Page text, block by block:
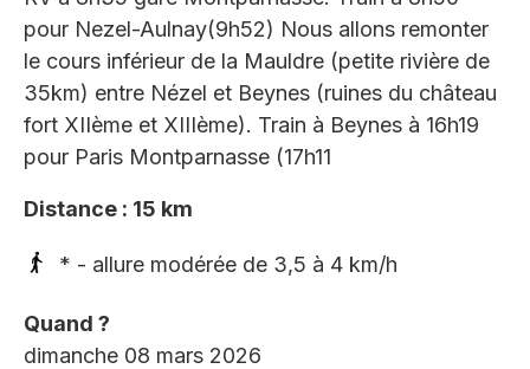
pour Nezel-Aulnay(9h52) Nous allons remonter
le cours inférieur de la Mauldre (petite rivière de
35km) entre Nézel et Beynes (ruines du château
fort XIIème et XIIIème). Train à Beynes à 16h19
pour Paris Montparnasse (17h11
Distance : 15 km
* - allure modérée de 3,5 à 4 km/h
Quand ?
dimanche 08 mars 2026